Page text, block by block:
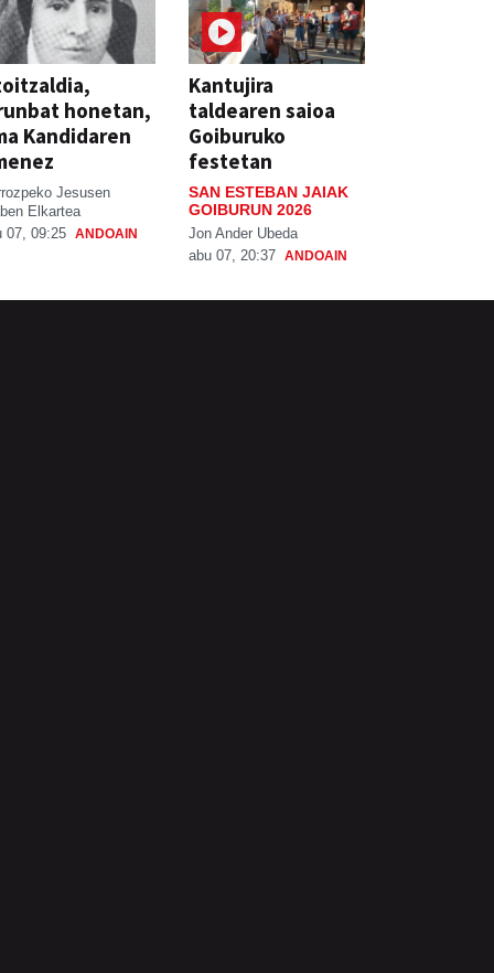
honetan,
Kandidaren
Jesusen
Elkartea
07, 09:25 ANDOAIN
Kantujira
taldearen saioa
Goiburuko
festetan
SAN ESTEBAN JAIAK
GOIBURUN 2026
Jon Ander Ubeda
abu 07, 20:37 ANDOAIN